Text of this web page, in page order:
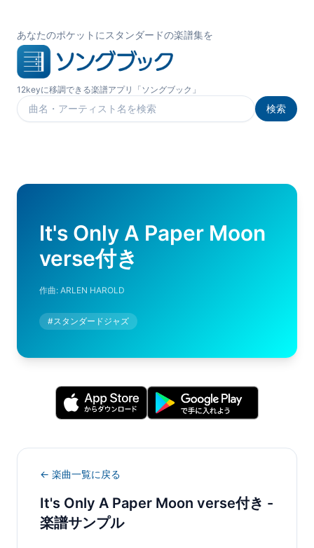
あなたのポケットにスタンダードの楽譜集を
12keyに移調できる楽譜アプリ「ソングブック」
楽曲を検索
検索
It's Only A Paper Moon
verse付き
作曲: ARLEN HAROLD
#スタンダードジャズ
← 楽曲一覧に戻る
It's Only A Paper Moon verse付き -
楽譜サンプル